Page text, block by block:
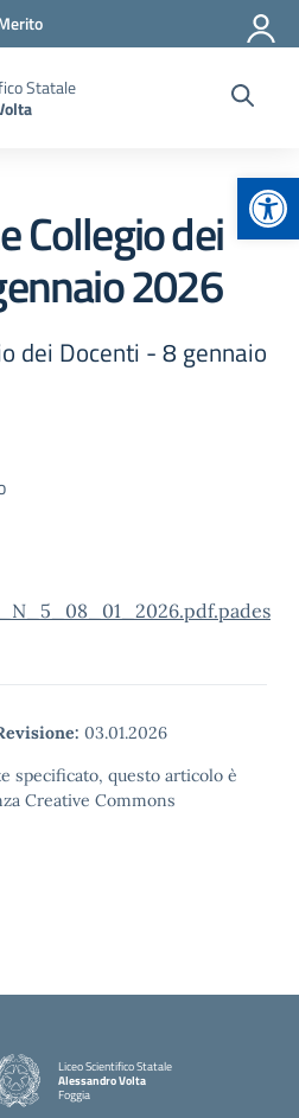
Statale
Collegio dei
2026
dei Docenti - 8 gennaio
03.01.2026
specificato, questo articolo è
Creative Commons
Liceo Scientifico Statale
Alessandro Volta
Foggia
— Visita la pagina iniziale della scuola